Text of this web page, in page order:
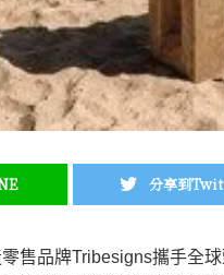
分享到
售品牌Tribesigns攜手全